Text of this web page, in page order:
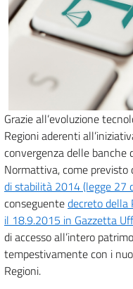
Grazie all’evoluzione
Regioni aderenti
convergenza delle
Normattiva, come previsto
di stabilità 2014 (legge 27
conseguentedecreto della
il 18.9.2015 in Gazzetta
di accesso all’intero
tempestivamente con i
Regioni.